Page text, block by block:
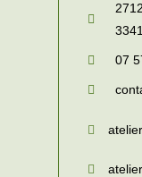
07